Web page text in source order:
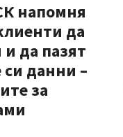
напомня
да
да пазят
данни –
за